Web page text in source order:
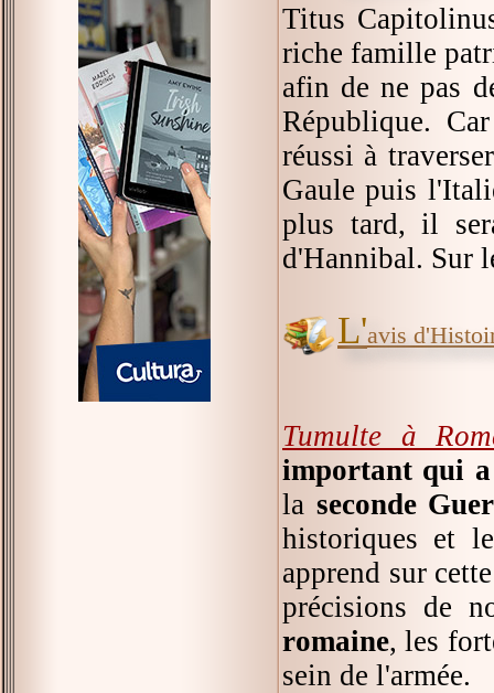
Titus
riche famille
afin de ne pas
République.
réussi à
Gaule puis
plus tard, il
d'Hannibal. Sur
L'avis
Tumulte à
important qui
la seconde
historiques et
apprend sur
précisions de
romaine, les
sein de l'armée.